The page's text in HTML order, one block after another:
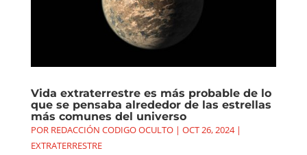
Vida extraterrestre es más probable de lo
que se pensaba alrededor de las estrellas
más comunes del universo
POR REDACCIÓN CODIGO OCULTO| OCT 26, 2024|
EXTRATERRESTRE